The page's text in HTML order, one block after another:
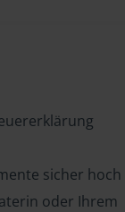
sicher hoch
oder Ihrem